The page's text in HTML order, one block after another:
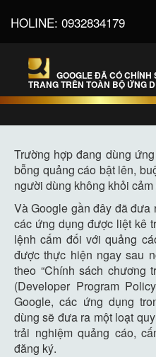
HOLINE: 0932834179
GOOGLE ĐÃ CÓ CHÍNH
TRANG TRÊN TOÀN BỘ ỨNG
Trường hợp đang dùng
bỗng quảng cáo bật lên,
người dùng không khỏi
Và Google gần đây đã đưa
các ứng dụng được liệt kê
lệnh cấm đối với quảng
được thực hiện ngay sau
theo “Chính sách chương
(Developer Program
Google, các ứng dụng
dùng sẽ đưa ra một loạt
trải nghiệm quảng cáo,
đăng ký.